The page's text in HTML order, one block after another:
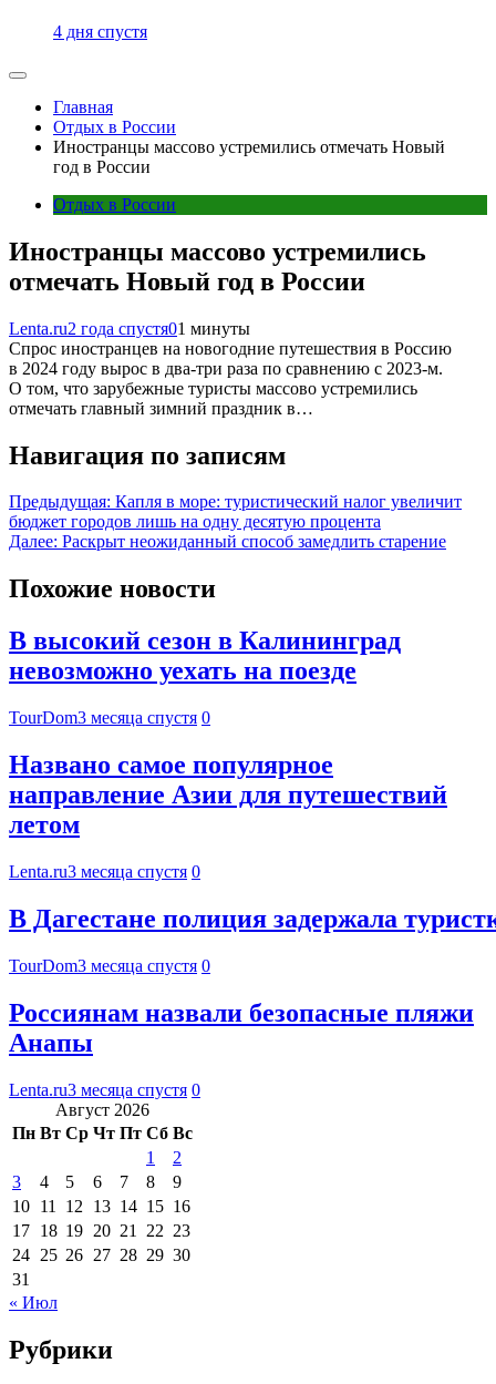
4 дня спустя
Главная
Отдых в России
Иностранцы массово устремились отмечать Новый
год в России
Отдых в России
Иностранцы массово устремились
отмечать Новый год в России
Lenta.ru2 года спустя01 минуты
Спрос иностранцев на новогодние путешествия в Россию
в 2024 году вырос в два-три раза по сравнению с 2023-м.
О том, что зарубежные туристы массово устремились
отмечать главный зимний праздник в…
Навигация по записям
Предыдущая: Капля в море: туристический налог увеличит
бюджет городов лишь на одну десятую процента
Далее: Раскрыт неожиданный способ замедлить старение
Похожие новости
В высокий сезон в Калининград
невозможно уехать на поезде
TourDom3 месяца спустя 0
Названо самое популярное
направление Азии для путешествий
летом
Lenta.ru3 месяца спустя 0
В Дагестане полиция задержала
TourDom3 месяца спустя 0
Россиянам назвали безопасные пляжи
Анапы
Lenta.ru3 месяца спустя 0
Август 2026
Пн Вт Ср Чт Пт Сб Вс
1
2
3
4 5 6 7 8
9
10 11 12 13 14 15 16
17 18 19 20 21 22 23
24 25 26 27 28 29 30
31
« Июл
Рубрики